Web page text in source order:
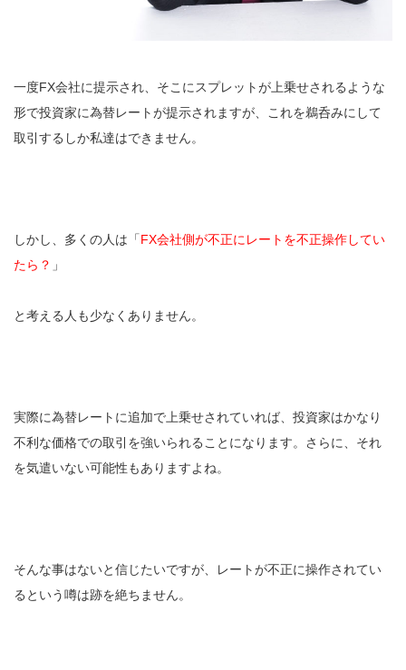
一度FX会社に提示され、そこにスプレットが上乗せされるような
形で投資家に為替レートが提示されますが、これを鵜呑みにして
取引するしか私達はできません。
しかし、多くの人は「FX会社側が不正にレートを不正操作してい
たら？ 」
と考える人も少なくありません。
実際に為替レートに追加で上乗せされていれば、投資家はかなり
不利な価格での取引を強いられることになります。さらに、それ
を気遣いない可能性もありますよね。
そんな事はないと信じたいですが、レートが不正に操作されてい
るという噂は跡を絶ちません。